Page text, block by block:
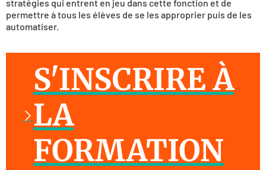
stratégies qui entrent en jeu dans cette fonction et de
permettre à tous les élèves de se les approprier puis de les
automatiser.
S'INSCRIRE À
LA
FORMATION